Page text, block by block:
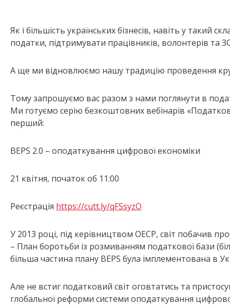
Як і більшість українських бізнесів, навіть у
податки, підтримувати працівників, волонтерів та
А ще ми відновлюємо нашу традицію проведення
Тому запрошуємо вас разом з нами поглянути в
Ми готуємо серію безкоштовних вебінарів
перший:
BEPS 2.0 – оподаткування цифрової економіки
21 квітня, початок об 11:00
Реєстрація https://cutt.ly/qFSsyzO
У 2013 році, під керівництвом ОЕСР, світ побачив
– План боротьби із розмиванням податкової бази
більша частина плану BEPS була імплементована в
Але не встиг податковий світ оговтатись та
глобальної реформи системи оподаткування